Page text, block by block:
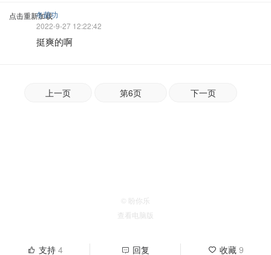
点击重新加载
冬荫功
2022-9-27 12:22:42
挺爽的啊
支持4 回复 收藏9
上一页 第6页 下一页
© 盼你乐
查看电脑版